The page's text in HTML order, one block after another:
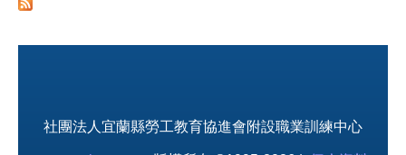
社團法人宜蘭縣勞工教育協進會附設職業訓練中心